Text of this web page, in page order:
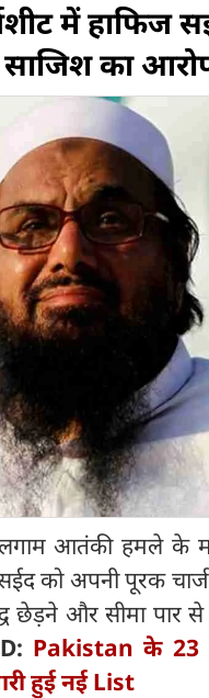
में हाफिज
का
आतंकी हमले के
को अपनी पूरक
छेड़ने और सीमा पार
Pakistan के 23
हुई नई List